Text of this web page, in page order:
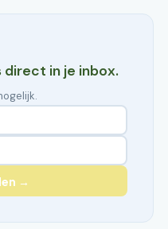
in je inbox.
→